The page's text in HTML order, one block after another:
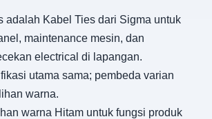
adalah Kabel Ties dari Sigma untuk
maintenance mesin, dan
electrical di lapangan.
utama sama; pembeda varian
warna.
warna Hitam untuk fungsi produk